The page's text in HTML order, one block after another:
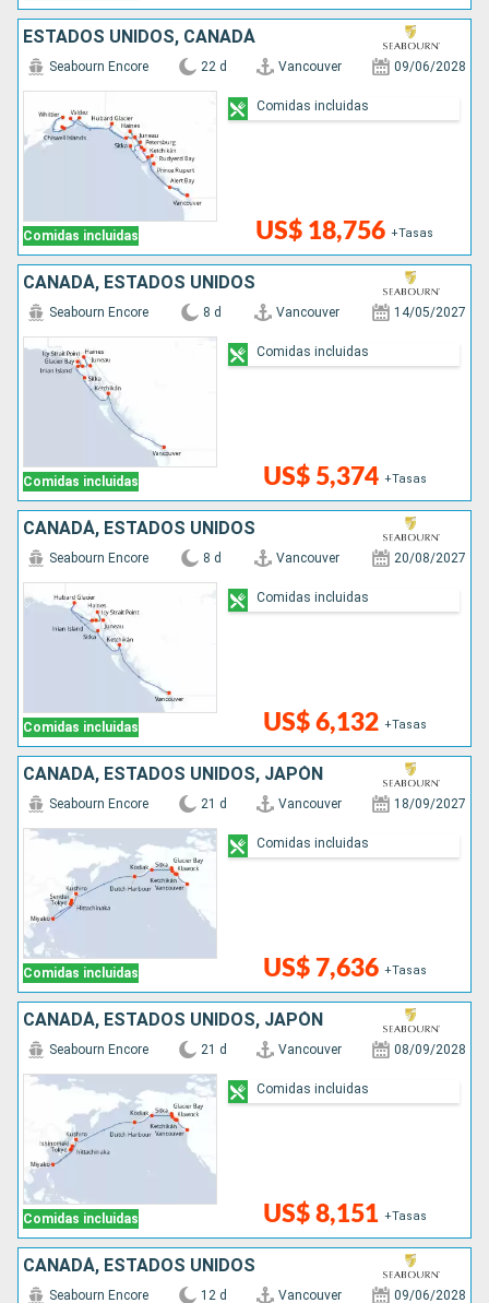
ESTADOS UNIDOS, CANADÁ
Comidas incluidas
Seabourn Encore 22 d Vancouver 09/06/2028
US$ 18,756 +Tasas
Comidas incluidas
CANADÁ, ESTADOS UNIDOS
Comidas incluidas
Seabourn Encore 8 d Vancouver 14/05/2027
US$ 5,374 +Tasas
Comidas incluidas
CANADÁ, ESTADOS UNIDOS
Comidas incluidas
Seabourn Encore 8 d Vancouver 20/08/2027
US$ 6,132 +Tasas
Comidas incluidas
CANADÁ, ESTADOS UNIDOS, JAPÓN
Comidas incluidas
Seabourn Encore 21 d Vancouver 18/09/2027
US$ 7,636 +Tasas
Comidas incluidas
CANADÁ, ESTADOS UNIDOS, JAPÓN
Comidas incluidas
Seabourn Encore 21 d Vancouver 08/09/2028
US$ 8,151 +Tasas
Comidas incluidas
CANADÁ, ESTADOS UNIDOS
Seabourn Encore 12 d Vancouver 09/06/2028